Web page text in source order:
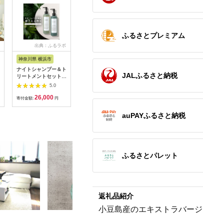
出典：ふるラボ
神奈川県 横浜市
ナイトシャンプー＆ト
リートメントセット
各300ｍｌ
5.0
寄付金額: 26,000 円
アム
神奈川県 川崎市
自宅で手軽にフェイス
＆スカルプケア
【TILLET W-GEAR
寄付金額:260,000円
税
群馬県 明和町
ト ボタニカルシャン
寄付金額:5,000円
ふるさとプレミアム
JALふるさと納税
auPAYふるさと納税
ふるさとパレット
返礼品紹介
小豆島産のエキストラバー